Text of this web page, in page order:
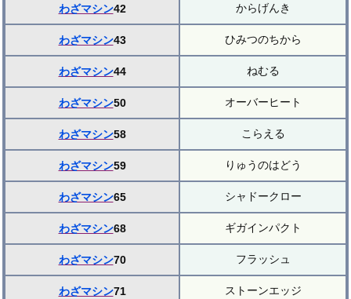
わざマシン42 からげんき
わざマシン43 ひみつのちから
わざマシン44 ねむる
わざマシン50 オーバーヒート
わざマシン58 こらえる
わざマシン59 りゅうのはどう
わざマシン65 シャドークロー
わざマシン68 ギガインパクト
わざマシン70 フラッシュ
わざマシン71 ストーンエッジ